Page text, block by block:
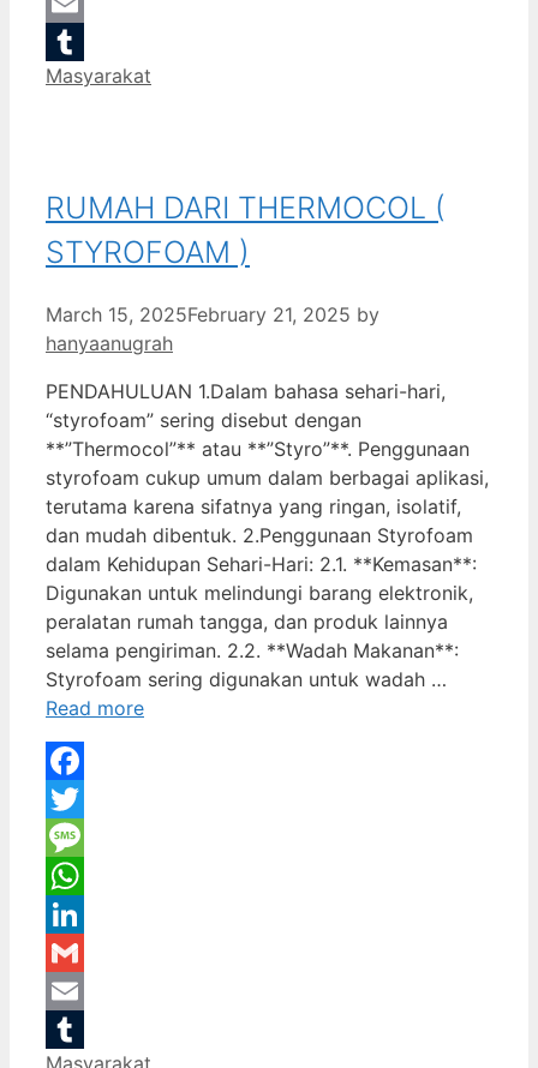
Email
Tumblr
Categories
Masyarakat
RUMAH DARI THERMOCOL (
STYROFOAM )
March 15, 2025February 21, 2025 by
hanyaanugrah
PENDAHULUAN 1.Dalam bahasa sehari-hari,
“styrofoam” sering disebut dengan
**”Thermocol”** atau **”Styro”**. Penggunaan
styrofoam cukup umum dalam berbagai aplikasi,
terutama karena sifatnya yang ringan, isolatif,
dan mudah dibentuk. 2.Penggunaan Styrofoam
dalam Kehidupan Sehari-Hari: 2.1. **Kemasan**:
Digunakan untuk melindungi barang elektronik,
peralatan rumah tangga, dan produk lainnya
selama pengiriman. 2.2. **Wadah Makanan**:
Styrofoam sering digunakan untuk wadah …
Read more
Facebook
Twitter
Message
WhatsApp
LinkedIn
Gmail
Email
Categories